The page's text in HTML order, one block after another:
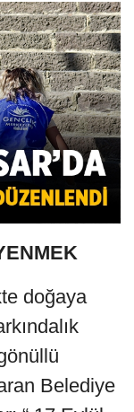
doğaya
Belediye